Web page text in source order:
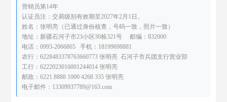
营销员第14年
认证员注：交易级别有效期至2027年2月1日。
姓名：张明亮（已通过身份核查，号码一致，照片一致）
地址：新疆石河子市23小区30栋321号 邮编：832000
电话：0993-2066865 手机：18199698881
农行：6228483378763660773 张明亮 石河子市兵团支行营业部
工行：6222023016001244014 张明亮
邮政：6221 8888 1000 4268 335 张明亮
电子邮件：13309937789@163.com